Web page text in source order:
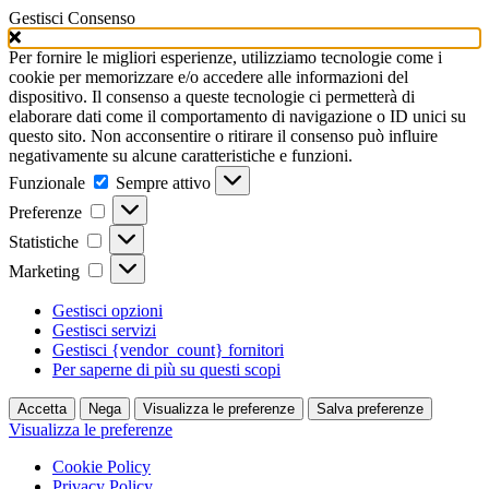
Gestisci Consenso
Per fornire le migliori esperienze, utilizziamo tecnologie come i
cookie per memorizzare e/o accedere alle informazioni del
dispositivo. Il consenso a queste tecnologie ci permetterà di
elaborare dati come il comportamento di navigazione o ID unici su
questo sito. Non acconsentire o ritirare il consenso può influire
negativamente su alcune caratteristiche e funzioni.
Funzionale
Funzionale
Sempre attivo
Preferenze
Preferenze
Statistiche Statistiche
Marketing Marketing
Gestisci opzioni
Gestisci servizi
Gestisci {vendor_count} fornitori
Per saperne di più su questi scopi
Accetta Nega Visualizza le preferenze Salva preferenze
Visualizza le preferenze
Cookie Policy